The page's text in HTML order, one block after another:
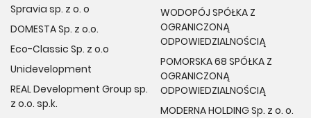
Spravia sp. z o. o
DOMESTA Sp. z o.o.
Eco-Classic Sp. z o.o
Unidevelopment
REAL Development Group sp.
z o.o. sp.k.
WODOPÓJ SPÓŁKA Z
OGRANICZONĄ
ODPOWIEDZIALNOŚCIĄ
POMORSKA 68 SPÓŁKA Z
OGRANICZONĄ
ODPOWIEDZIALNOŚCIĄ
MODERNA HOLDING Sp. z o. o.